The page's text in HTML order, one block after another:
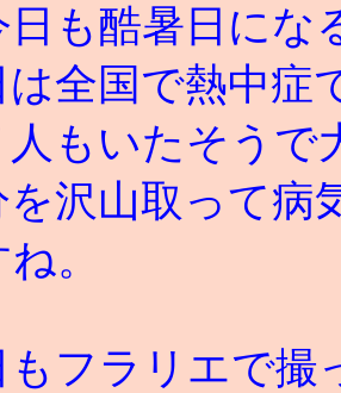
日も酷暑日にな
は全国で熱中症
人もいたそうで
を沢山取って病
。
もフラリエで撮